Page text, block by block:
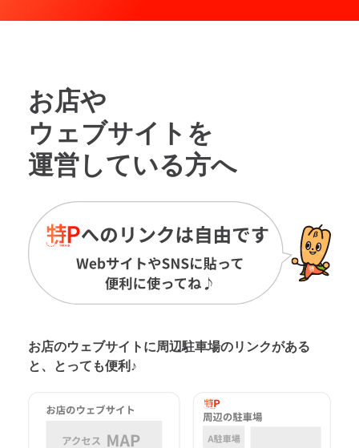
お店や
ウェブサイトを
運営している方へ
お店のウェブサイトに周辺駐車場のリンクがある
と、とっても便利♪